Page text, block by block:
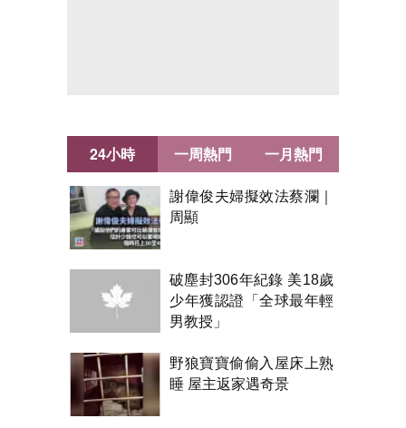
24小時
謝偉俊夫婦擬效法蔡瀾｜
周顯
破塵封306年紀錄 美18歲
少年獲認證「全球最年輕
男教授」
野狼寶寶偷偷入屋床上熟
睡 屋主返家遇奇景
一周熱門 一月熱門